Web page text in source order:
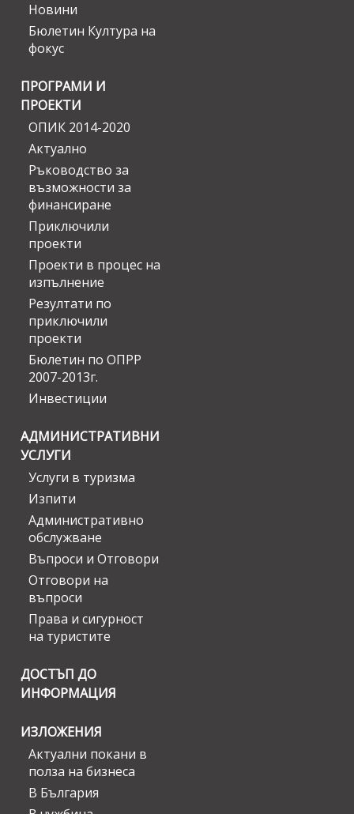
Новини
Бюлетин Култура на
фокус
ПРОГРАМИ И
ПРОЕКТИ
ОПИК 2014-2020
Актуално
Ръководство за
възможности за
финансиране
Приключили
проекти
Проекти в процес на
изпълнение
Резултати по
приключили
проекти
Бюлетин по ОПРР
2007-2013г.
Инвестиции
АДМИНИСТРАТИВНИ
УСЛУГИ
Услуги в туризма
Изпити
Административно
обслужване
Въпроси и Отговори
Отговори на
въпроси
Права и сигурност
на туристите
ДОСТЪП ДО
ИНФОРМАЦИЯ
ИЗЛОЖЕНИЯ
Актуални покани в
полза на бизнеса
В България